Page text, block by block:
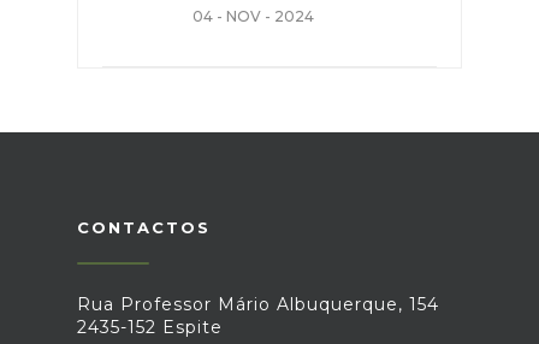
04 - NOV - 2024
CONTACTOS
Rua Professor Mário Albuquerque, 154
2435-152 Espite